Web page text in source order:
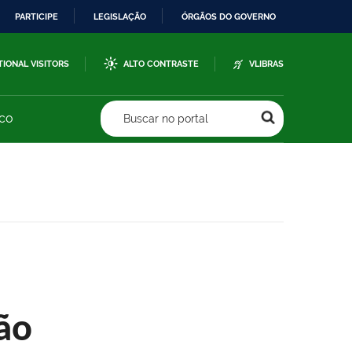
PARTICIPE LEGISLAÇÃO ÓRGÃOS DO GOVERNO
VISITORS ALTO CONTRASTE VLIBRAS
Buscar no portal